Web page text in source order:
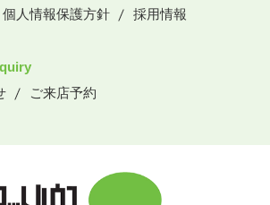
個人情報保護方針 採用情報
ご来店予約